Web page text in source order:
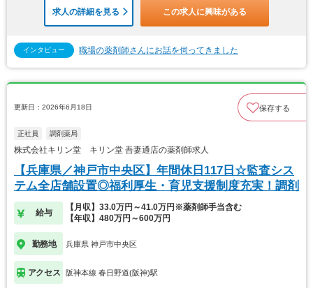
求人の詳細を見る この求人に興味がある
インタビュー 職場の薬剤師さんにお話を伺ってきました
更新日：2026年6月18日 保存する
正社員 調剤薬局
株式会社キリン堂 キリン堂 吾妻通店の薬剤師求人
【兵庫県／神戸市中央区】年間休日117日☆監査シス
テム全店舗設置◎福利厚生・育児支援制度充実！調剤
給与
【月収】33.0万円～41.0万円※薬剤師手当含む
【年収】480万円～600万円
勤務地 兵庫県 神戸市中央区
アクセス 阪神本線 春日野道(阪神)駅